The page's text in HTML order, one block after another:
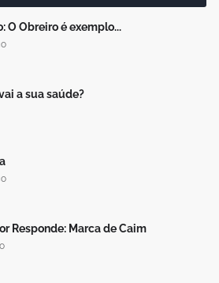
O Obreiro é exemplo...
a sua saúde?
Responde: Marca de Caim